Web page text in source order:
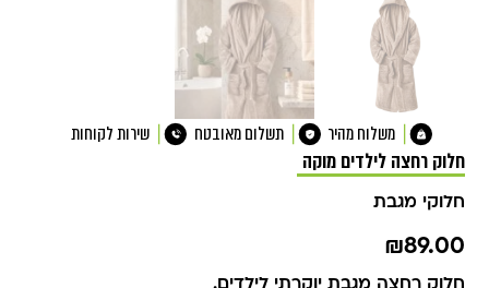
משלוח מהיר תשלום מאובטח שירות לקוחות
חלוק רחצה לילדים מוקה
חלוקי מגבת
₪89.00